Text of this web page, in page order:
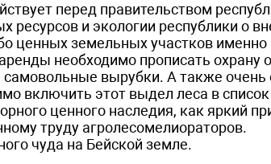
перед правительством
ресурсов и экологии республики о
ценных земельных участков именно
необходимо прописать охрану
вырубки. А также очень
включить этот выдел леса в список
ценного наследия, как яркий
труду агролесомелиораторов.
чуда на Бейской земле.